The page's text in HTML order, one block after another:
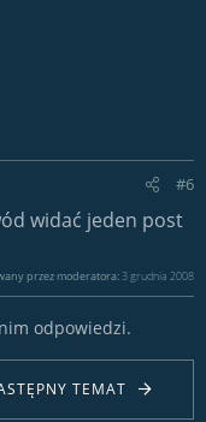
#6
widać jeden post
przez moderatora:3 grudnia 2008
odpowiedzi.
TEMAT